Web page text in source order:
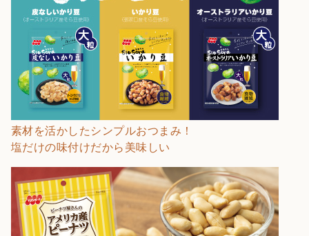
素材を活かしたシンプルおつまみ！
塩だけの味付けだから美味しい